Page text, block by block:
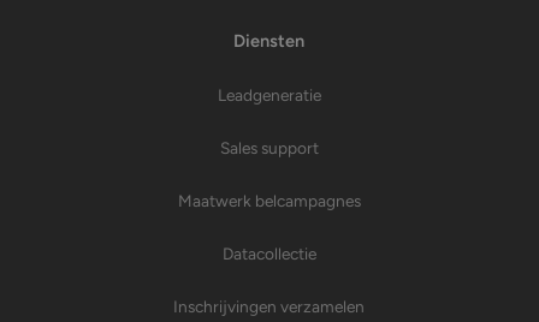
Diensten
Leadgeneratie
Sales support
Maatwerk belcampagnes
Datacollectie
Inschrijvingen verzamelen